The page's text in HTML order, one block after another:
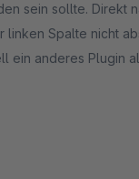
sein sollte. Direkt
linken Spalte nicht
ein anderes Plugin
als Dank dafür